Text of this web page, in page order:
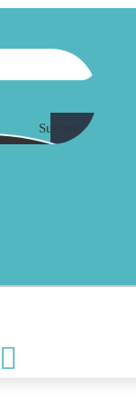
Suchen